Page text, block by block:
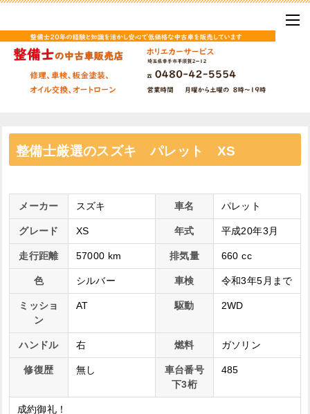
整備士厳選のスズキ パレット XS
メーカー スズキ 車名 パレット
グレード XS 年式 平成20年3月
走行距離 57000 km 排気量 660 cc
色 シルバー 車検 令和3年5月まで
ミッショ
ン
AT 駆動 2WD
ハンドル 右 燃料 ガソリン
修復歴 無し
車台番号
下3桁
485
成約御礼！